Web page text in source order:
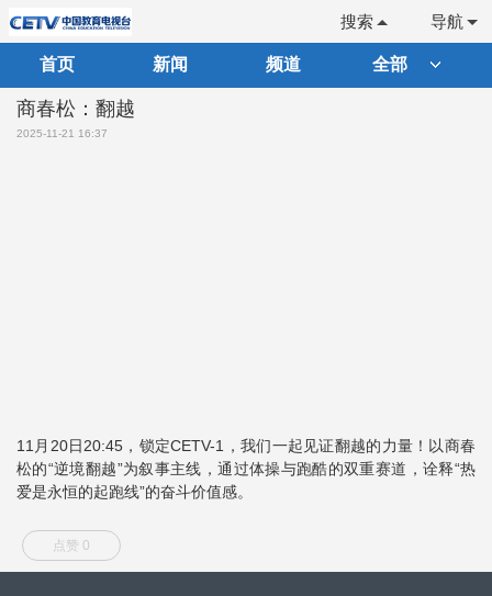
导航
搜索
首页 新闻 频道 全部
商春松：翻越
2025-11-21 16:37
11月20日20:45，锁定CETV-1，我们一起见证翻越的力量！以商春
松的“逆境翻越”为叙事主线，通过体操与跑酷的双重赛道，诠释“热
爱是永恒的起跑线”的奋斗价值感。
点赞 0